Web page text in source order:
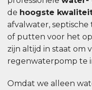
de hoogste
afvalwater,
of putten voor het
zijn altijd in staat om
regenwaterpomp te
Omdat we alleen